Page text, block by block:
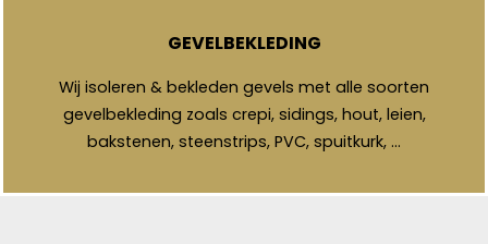
GEVELBEKLEDING
Wij isoleren & bekleden gevels met alle soorten
gevelbekleding zoals crepi, sidings, hout, leien,
bakstenen, steenstrips, PVC, spuitkurk, …